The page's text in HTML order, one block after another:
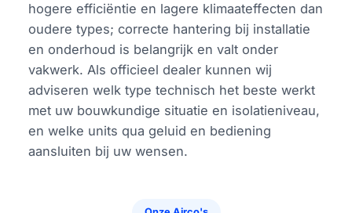
hogere efficiëntie en lagere klimaateffecten dan
oudere types; correcte hantering bij installatie
en onderhoud is belangrijk en valt onder
vakwerk. Als officieel dealer kunnen wij
adviseren welk type technisch het beste werkt
met uw bouwkundige situatie en isolatieniveau,
en welke units qua geluid en bediening
aansluiten bij uw wensen.